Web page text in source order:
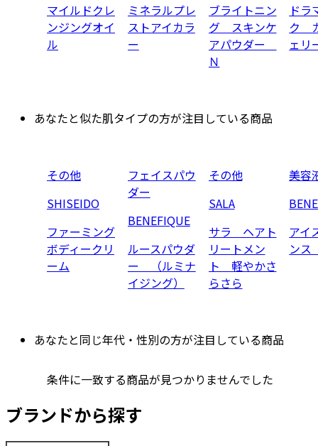
マイルドクレ
ンジングオイ
ル
ミネラルプレ
ストアイカラ
ー
ブライトニン
グ スキンケ
アパウダー
Ｎ
ドラ
ク
ェ
あなたと似た肌タイプの方が注目している商品
その他
SHISEIDO
ファーミング
ボディークリ
ーム
フェイスパウ
ダー
BENEFIQUE
ルースパウダ
ー （ルミナ
イジング）
その他
SALA
サラ ヘアト
リートメン
ト 軽やかさ
らさら
美容
アイ
ン
あなたと同じ年代・性別の方が注目している商品
条件に一致する商品が見つかりませんでした
ブランドから探す